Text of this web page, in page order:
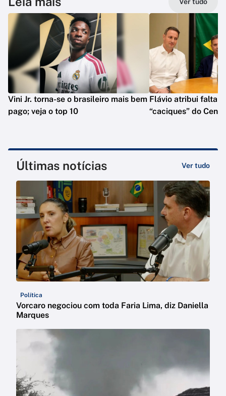
Ver tudo
Vini Jr. torna-se o brasileiro mais bem
pago; veja o top 10
Flávio atribui falta
“caciques” do
Últimas notícias Ver tudo
Política
Vorcaro negociou com toda Faria Lima, diz Daniella
Marques